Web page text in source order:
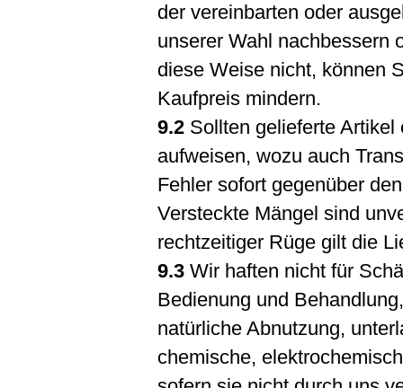
der vereinbarten oder
unserer Wahl nachbessern
diese Weise nicht, können
Kaufpreis mindern.
9.2 Sollten gelieferte
aufweisen, wozu auch
Fehler sofort gegenüber
Versteckte Mängel sind
rechtzeitiger Rüge gilt die
9.3 Wir haften nicht für
Bedienung und
natürliche Abnutzung,
chemische,